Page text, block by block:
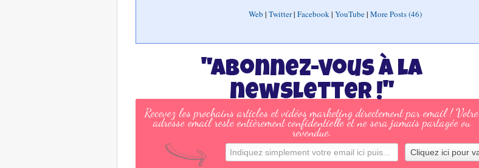
Web | Twitter| Facebook| YouTube| More Posts (46)
"Abonnez-vous à la
newsletter !"
Recevez les prochains articles et vidéos marketing directement par email ! Votre
adresse email reste entièrement confidentielle et ne sera jamais partagée ou
revendue.